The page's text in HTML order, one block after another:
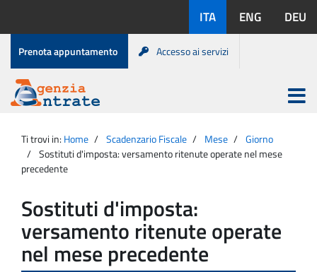
contenuto
disponibili:
ITA ENG DEU
Menu
di
servizio
Prenota appuntamento Accesso ai servizi
Agenzia
Entrate
Apri
menu
principale
Ti trovi in: Home Scadenzario Fiscale Mese
Giorno
Sostituti d'imposta: versamento ritenute operate nel mese
precedente
Sostituti d'imposta:
versamento ritenute operate
nel mese precedente